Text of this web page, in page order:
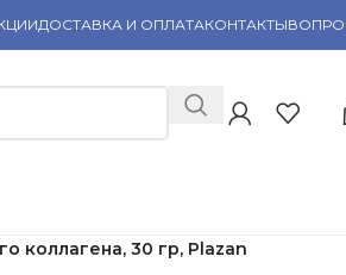
ДОСТАВКА И ОПЛАТАКОНТАКТЫ
коллагена, 30 гр, Plazan